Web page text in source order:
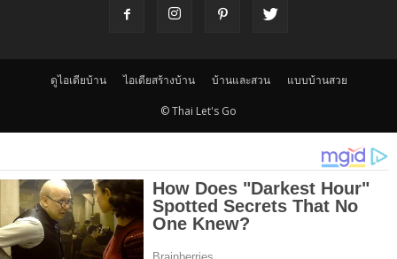
ดูไอเดียบ้าน ไอเดียสร้างบ้าน บ้านและสวน แบบบ้านสวย
© Thai Let's Go